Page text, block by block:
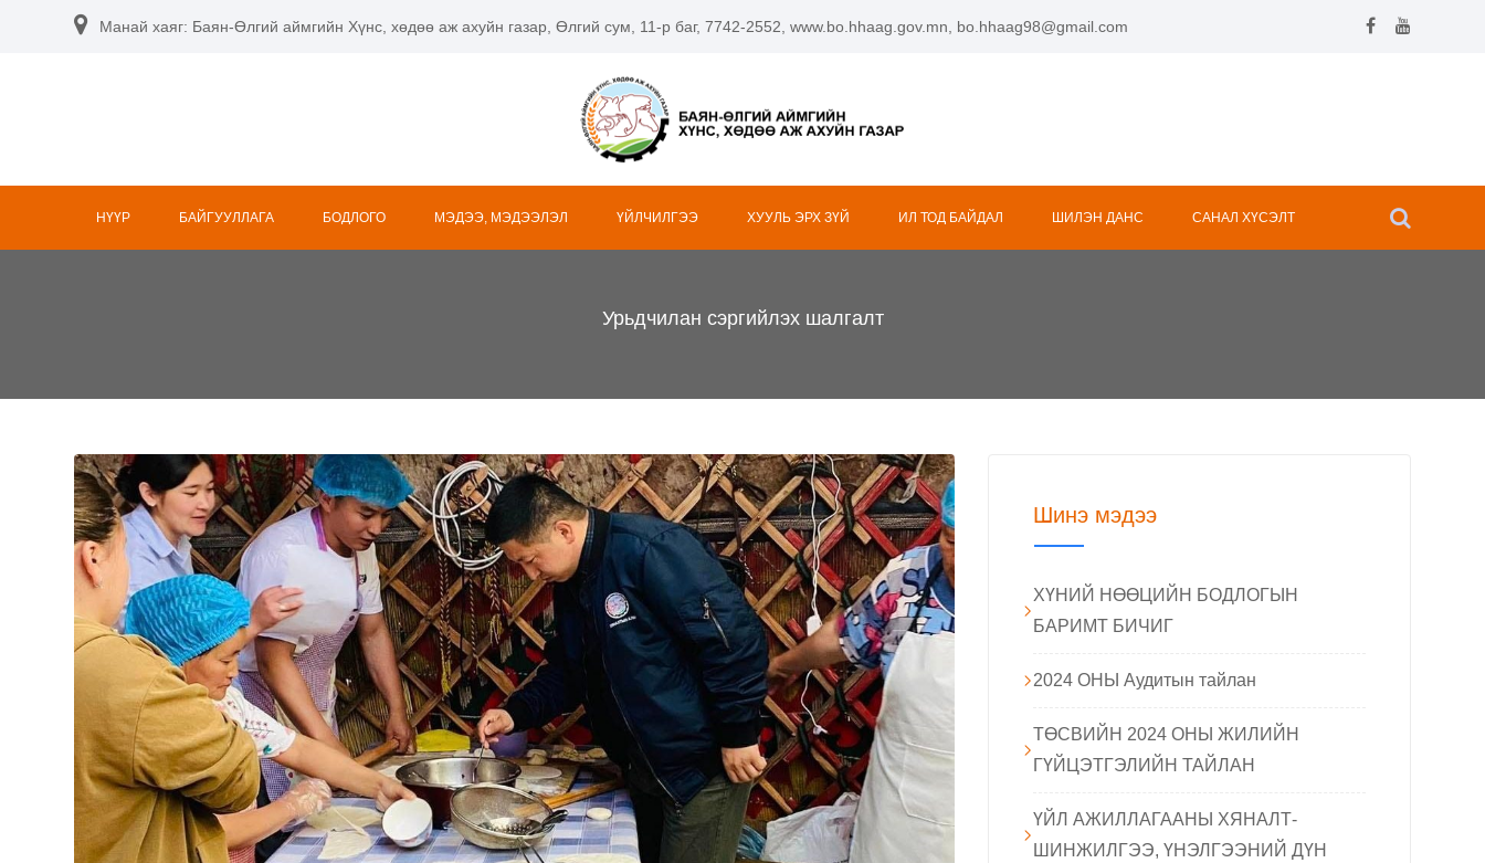
Манай хаяг: Баян-Өлгий аймгийн Хүнс, хөдөө аж ахуйн газар, Өлгий сум, 11-р баг, 7742-2552, www.bo.hhaag.gov.mn, bo.hhaag98@gmail.com
НҮҮР БАЙГУУЛЛАГА БОДЛОГО МЭДЭЭ, МЭДЭЭЛЭЛ ҮЙЛЧИЛГЭЭ ХУУЛЬ ЭРХ ЗҮЙ ИЛ ТОД БАЙДАЛ ШИЛЭН ДАНС САНАЛ ХҮСЭЛТ
Урьдчилан сэргийлэх шалгалт
Шинэ мэдээ
ХҮНИЙ НӨӨЦИЙН БОДЛОГЫН
БАРИМТ БИЧИГ
2024 ОНЫ Аудитын тайлан
ТӨСВИЙН 2024 ОНЫ ЖИЛИЙН
ГҮЙЦЭТГЭЛИЙН ТАЙЛАН
ҮЙЛ АЖИЛЛАГААНЫ ХЯНАЛТ-
ШИНЖИЛГЭЭ, ҮНЭЛГЭЭНИЙ ДҮН